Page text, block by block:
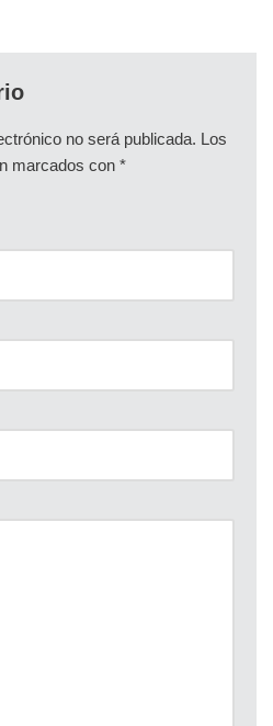
no será publicada. Los
marcados con *